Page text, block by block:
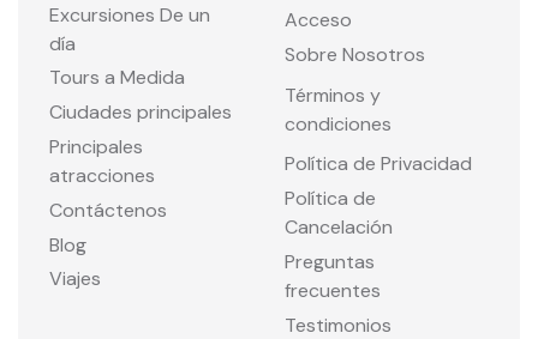
Excursiones De un
día
Tours a Medida
Ciudades principales
Principales
atracciones
Contáctenos
Blog
Viajes
Acceso
Sobre Nosotros
Términos y
condiciones
Política de Privacidad
Política de
Cancelación
Preguntas
frecuentes
Testimonios